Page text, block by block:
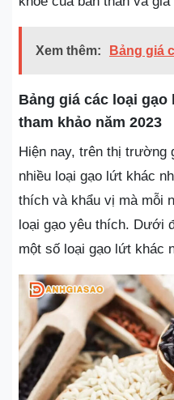
Xem thêm: Bảng giá
Bảng giá các loại
tham khảo năm 2023
Hiện nay, trên thị trường
nhiều loại gạo lứt khác
thích và khẩu vị mà mỗi
loại gạo yêu thích. Dưới
một số loại gạo lứt khác